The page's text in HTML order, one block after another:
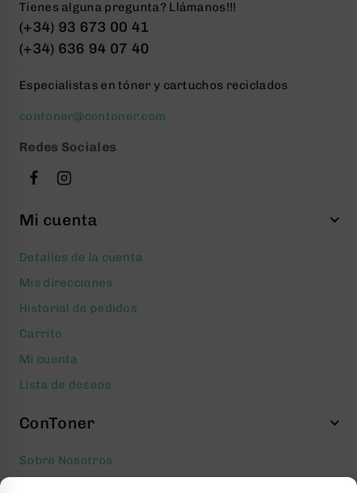
Tienes alguna pregunta? Llámanos!!!
(+34) 93 673 00 41
(+34) 636 94 07 40
Especialistas en tóner y cartuchos reciclados
contoner@contoner.com
Redes Sociales
Mi cuenta
Detalles de la cuenta
Mis direcciones
Historial de pedidos
Carrito
Mi cuenta
Lista de deseos
ConToner
Sobre Nosotros